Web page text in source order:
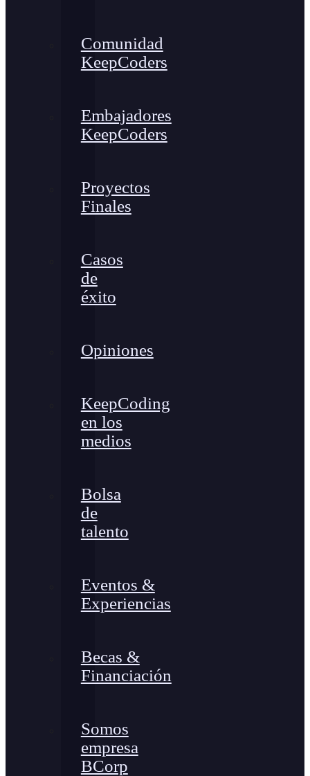
Comunidad
KeepCoders
Embajadores
KeepCoders
Proyectos
Finales
Casos
de
éxito
Opiniones
KeepCoding
en los
medios
Bolsa
de
talento
Eventos &
Experiencias
Becas &
Financiación
Somos
empresa
BCorp